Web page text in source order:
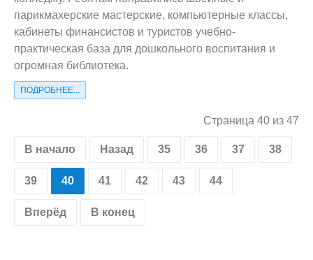
парикмахерские мастерские, компьютерные классы,
кабинеты финансистов и туристов учебно-
практическая база для дошкольного воспитания и
огромная библиотека.
ПОДРОБНЕЕ...
Страница 40 из 47
В начало Назад 35 36 37 38
39 40 41 42 43 44
Вперёд В конец